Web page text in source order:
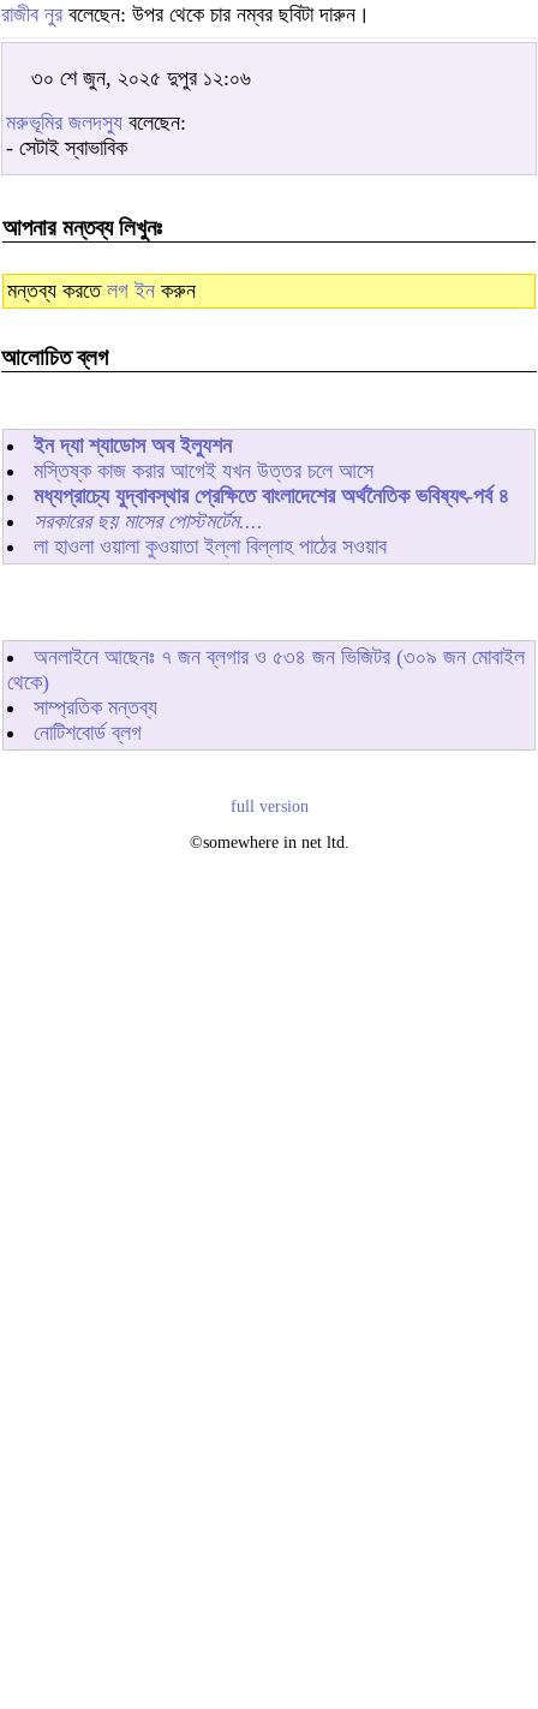
রাজীব নুর বলেছেন: উপর থেকে চার নম্বর ছবিটা দারুন।
৩০ শে জুন, ২০২৫ দুপুর ১২:০৬
মরুভূমির জলদস্যু বলেছেন:
- সেটাই স্বাভাবিক
আপনার মন্তব্য লিখুনঃ
মন্তব্য করতে লগ ইন করুন
আলোচিত ব্লগ
ইন দ্যা শ্যাডোস অব ইল্যুশন
মস্তিষ্ক কাজ করার আগেই যখন উত্তর চলে আসে
মধ্যপ্রাচ্যে যুদ্বাবস্থার প্রেক্ষিতে বাংলাদেশের অর্থনৈতিক ভবিষ্যৎ-পর্ব ৪
সরকারের ছয় মাসের পোস্টমর্টেম....
লা হাওলা ওয়ালা কুওয়াতা ইল্লা বিল্লাহ পাঠের সওয়াব
অনলাইনে আছেনঃ ৭ জন ব্লগার ও ৫৩৪ জন ভিজিটর (৩০৯ জন মোবাইল
থেকে)
সাম্প্রতিক মন্তব্য
নোটিশবোর্ড ব্লগ
full version
©somewhere in net ltd.